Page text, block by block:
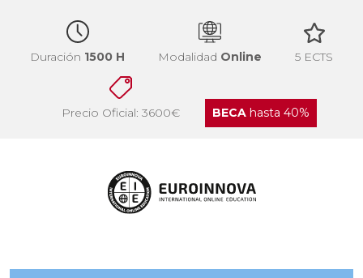
Duración 1500 H Modalidad Online 5 ECTS
Precio Oficial: 3600€ BECAhasta 40%